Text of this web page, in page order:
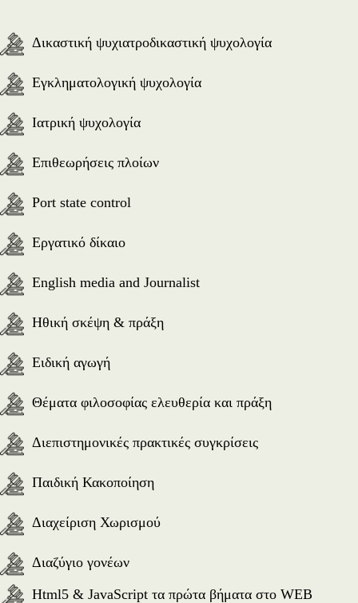
Δικαστική ψυχιατροδικαστική ψυχολογία
Εγκληματολογική ψυχολογία
Ιατρική ψυχολογία
Επιθεωρήσεις πλοίων
Port state control
Εργατικό δίκαιο
English media and Journalist
Ηθική σκέψη & πράξη
Ειδική αγωγή
Θέματα φιλοσοφίας ελευθερία και πράξη
Διεπιστημονικές πρακτικές συγκρίσεις
Παιδική Κακοποίηση
Διαχείριση Χωρισμού
Διαζύγιο γονέων
Html5 & JavaScript τα πρώτα βήματα στο WEB